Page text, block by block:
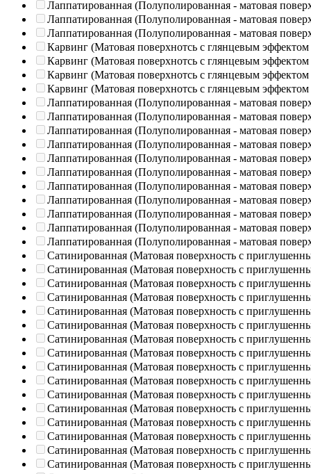
Лаппатированная (Полуполированная - матовая
Лаппатированная (Полуполированная - матовая
Лаппатированная (Полуполированная - матовая
Карвинг (Матовая поверхнотсь с глянцевым эффектом
Карвинг (Матовая поверхнотсь с глянцевым эффектом
Карвинг (Матовая поверхнотсь с глянцевым эффектом
Карвинг (Матовая поверхнотсь с глянцевым эффектом
Лаппатированная (Полуполированная - матовая
Лаппатированная (Полуполированная - матовая
Лаппатированная (Полуполированная - матовая
Лаппатированная (Полуполированная - матовая
Лаппатированная (Полуполированная - матовая
Лаппатированная (Полуполированная - матовая
Лаппатированная (Полуполированная - матовая
Лаппатированная (Полуполированная - матовая
Лаппатированная (Полуполированная - матовая
Лаппатированная (Полуполированная - матовая
Лаппатированная (Полуполированная - матовая
Сатинированная (Матовая поверхность с
Сатинированная (Матовая поверхность с
Сатинированная (Матовая поверхность с
Сатинированная (Матовая поверхность с
Сатинированная (Матовая поверхность с
Сатинированная (Матовая поверхность с
Сатинированная (Матовая поверхность с
Сатинированная (Матовая поверхность с
Сатинированная (Матовая поверхность с
Сатинированная (Матовая поверхность с
Сатинированная (Матовая поверхность с
Сатинированная (Матовая поверхность с
Сатинированная (Матовая поверхность с
Сатинированная (Матовая поверхность с
Сатинированная (Матовая поверхность с
Сатинированная (Матовая поверхность с